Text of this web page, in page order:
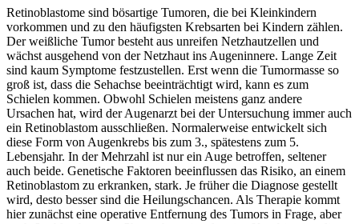
Retinoblastome sind bösartige Tumoren, die bei Kleinkindern
vorkommen und zu den häufigsten Krebsarten bei Kindern zählen.
Der weißliche Tumor besteht aus unreifen Netzhautzellen und
wächst ausgehend von der Netzhaut ins Augeninnere. Lange Zeit
sind kaum Symptome festzustellen. Erst wenn die Tumormasse so
groß ist, dass die Sehachse beeinträchtigt wird, kann es zum
Schielen kommen. Obwohl Schielen meistens ganz andere
Ursachen hat, wird der Augenarzt bei der Untersuchung immer auch
ein Retinoblastom ausschließen. Normalerweise entwickelt sich
diese Form von Augenkrebs bis zum 3., spätestens zum 5.
Lebensjahr. In der Mehrzahl ist nur ein Auge betroffen, seltener
auch beide. Genetische Faktoren beeinflussen das Risiko, an einem
Retinoblastom zu erkranken, stark. Je früher die Diagnose gestellt
wird, desto besser sind die Heilungschancen. Als Therapie kommt
hier zunächst eine operative Entfernung des Tumors in Frage, aber